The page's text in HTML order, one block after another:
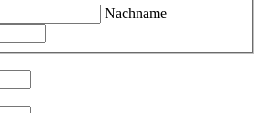
Nachname